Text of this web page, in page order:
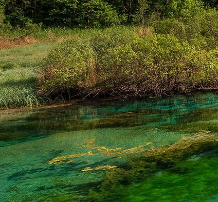
Dr. Göllner
2081 Piliscsaba,
e-mail:
telefonszám:
Dr. Göllner
2081 Piliscsaba,
e-mail:
telefonszám:
adószám: